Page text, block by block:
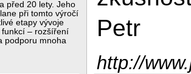
před 20 lety. Jeho
při tomto výročí
etapy vývoje
– rozšíření
podporu mnoha
Petr
http://